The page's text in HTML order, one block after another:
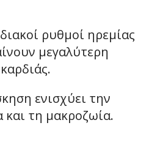
ρυθμοί ηρεμίας
μεγαλύτερη
ενισχύει την
και τη μακροζωία.